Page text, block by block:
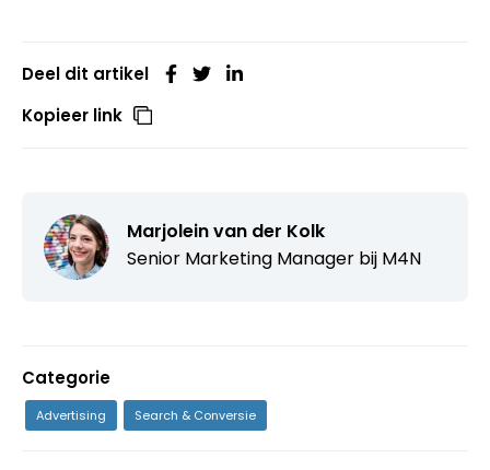
Deel dit artikel
Kopieer link
Marjolein van der Kolk
Senior Marketing Manager bij M4N
Categorie
Advertising Search & Conversie